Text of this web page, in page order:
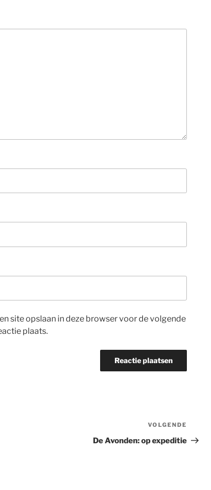
site opslaan in deze browser voor de volgende
plaats.
bericht
VOLGENDE
De Avonden: op expeditie